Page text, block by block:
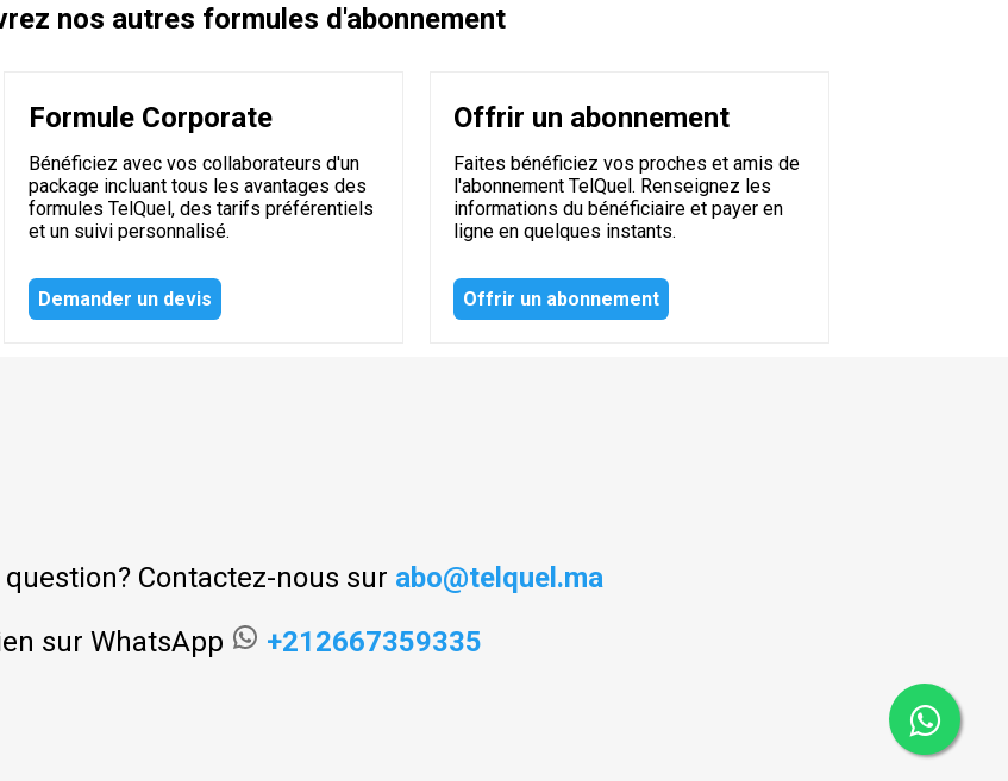
nos autres formules d'abonnement
Formule Corporate
Bénéficiez avec vos collaborateurs d'un
package incluant tous les avantages des
formules TelQuel, des tarifs préférentiels
et un suivi personnalisé.
Demander un devis
Offrir un abonnement
Faites bénéficiez vos proches et amis de
l'abonnement TelQuel. Renseignez les
informations du bénéficiaire et payer en
ligne en quelques instants.
Offrir un abonnement
Contactez-nous sur abo@telquel.ma
sur WhatsApp
+212667359335